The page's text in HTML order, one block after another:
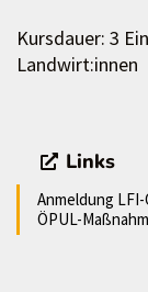
Kursdauer: 3
Landwirt:innen
Links
Anmeldung
ÖPUL-